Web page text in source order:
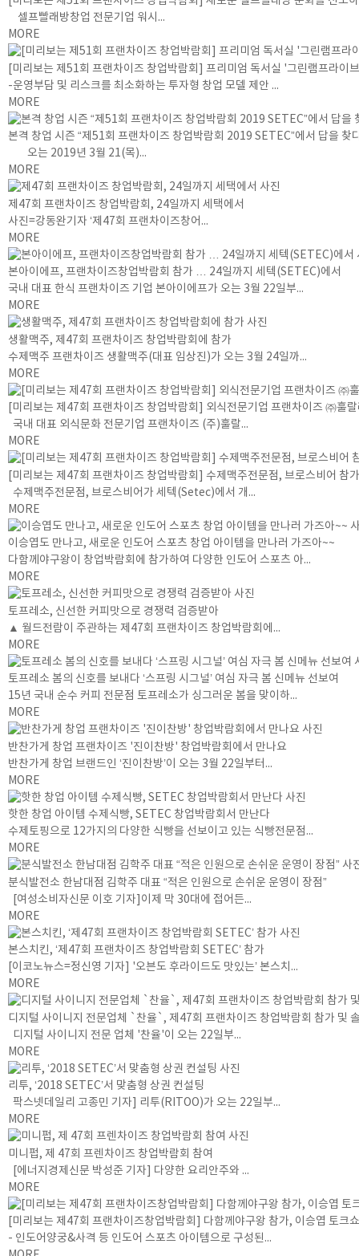
셀프빨래방창업 전문기업 워시...
MORE
[미리보는 제51회 프랜차이즈 창업박람회] 프리미엄 독서실 '그린램프라이
-운영부담 및 리스크를 최소화하는 투자형 창업 모델 제안 ...
MORE
본격 창업 시즌 “제51회 프랜차이즈 창업박람회 2019 SETEC”에서 답을 찾
오는 2019년 3월 21(목)...
MORE
제47회 프랜차이즈 창업박람회, 24일까지 세택에서
사진=강동완기자 ‘제47회 프랜차이즈창어...
MORE
본아이에프, 프랜차이즈창업박람회 참가 … 24일까지 세텍(SETEC)에서
국내 대표 한식 프랜차이즈 기업 본아이에프가 오는 3월 22일부...
MORE
생활맥주, 제47회 프랜차이즈 창업박람회에 참가
수제맥주 프랜차이즈 생활맥주(대표 임상진)가 오는 3월 24일까...
MORE
[미리보는 제47회 프랜차이즈 창업박람회] 외식전문기업 프랜차이즈 ㈜훌랄
국내 대표 외식문화 전문기업 프랜차이즈 (주)훌랄...
MORE
[미리보는 제47회 프랜차이즈 창업박람회] 수제맥주전문점, 브로스비어 참가
수제맥주전문점, 브로스비어가 세텍(Setec)에서 개...
MORE
이승엽도 만나고, 새로운 인도어 스포츠 창업 아이템을 만나러 가즈아~~
다함께야구왕이 창업박람회에 참가하여 다양한 인도어 스포츠 아...
MORE
토프레소, 신선한 커피맛으로 경쟁력 검증받아
▲ 월드전람이 주관하는 제47회 프랜차이즈 창업박람회에...
MORE
토프레소 봄의 신호를 보내다 ‘스프링 시그널’ 여심 자극 봄 신메뉴 선보여
15년 국내 순수 커피 전문점 토프레소가 싱그러운 봄을 맞이하...
MORE
반찬가게 창업 프랜차이즈 '진이찬방' 창업박람회에서 만나요
반찬가게 창업 브랜드인 ‘진이찬방’이 오는 3월 22일부터...
MORE
핫한 창업 아이템 수제식빵, SETEC 창업박람회서 만난다
수제토핑으로 12가지의 다양한 식빵을 선보이고 있는 식빵전문점...
MORE
분식발전소 한남대점 김학주 대표 “적은 인원으로 손쉬운 운영이 장점”
[여성소비자신문 이호 기자]이제 막 30대에 접어든...
MORE
본스치킨, ‘제47회 프랜차이즈 창업박람회 SETEC’ 참가
[이코노뉴스=정신영 기자] '오븐도 후라이드도 맛있는’ 본스치...
MORE
디지털 사이니지 전문업체 `찬율`, 제47회 프랜차이즈 창업박람회 참가 및
디지털 사이니지 전문 업체 '찬율'이 오는 22일부...
MORE
리투, ‘2018 SETEC’서 맞춤형 상권 컨설팅
팍스넷데일리 고종민 기자] 리투(RITOO)가 오는 22일부...
MORE
미니펍, 제 47회 프렌차이즈 창업박람회 참여
[에너지경제신문 박성준 기자] 다양한 요리안주와 ...
MORE
[미리보는 제47회 프랜차이즈창업박람회] 다함께야구왕 참가, 이승엽 토크
- 인도어양궁&사격 등 인도어 스포츠 아이템으로 구성된...